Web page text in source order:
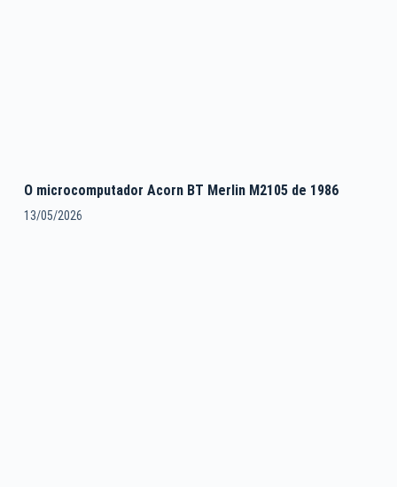
O microcomputador Acorn BT Merlin M2105 de 1986
13/05/2026